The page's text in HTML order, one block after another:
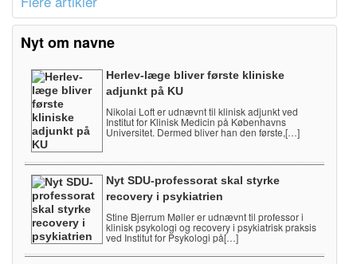
Nyt om navne
Herlev-læge bliver første kliniske
adjunkt på KU
Nikolai Loft er udnævnt til klinisk adjunkt ved
Institut for Klinisk Medicin på Københavns
Universitet. Dermed bliver han den første,[…]
Nyt SDU-professorat skal styrke
recovery i psykiatrien
Stine Bjerrum Møller er udnævnt til professor i
klinisk psykologi og recovery i psykiatrisk praksis
ved Institut for Psykologi på[…]